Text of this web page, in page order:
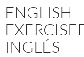
ENGLISH
EXERCISE
INGLÉS